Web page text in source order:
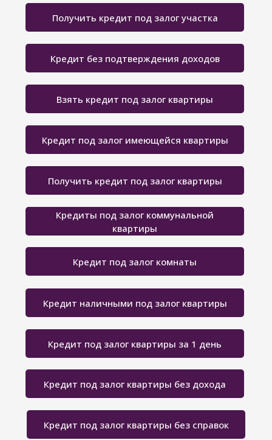
Кредит под залог квартиры без справок
Кредит под залог квартиры за 1 день
Кредит под залог квартиры без дохода
Кредит наличными под залог квартиры
Кредит под залог комнаты
Кредиты под залог коммунальной
квартиры
Получить кредит под залог квартиры
Кредит под залог имеющейся квартиры
Взять кредит под залог квартиры
Кредит без подтверждения доходов
Получить кредит под залог участка